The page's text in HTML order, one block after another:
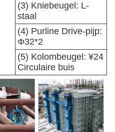
(3) Kniebeugel: L-
staal
(4) Purline Drive-pijp:
Φ32*2
(5) Kolombeugel: ¥24
Circulaire buis